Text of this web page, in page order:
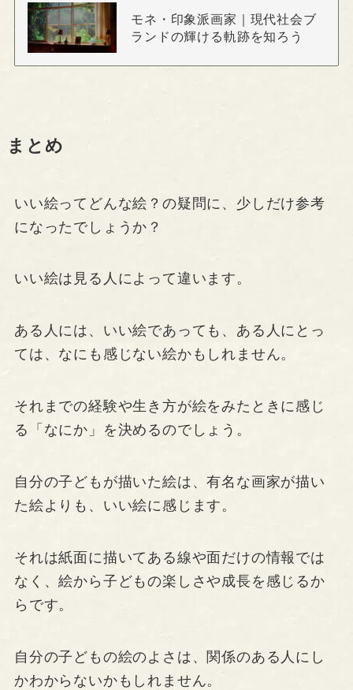
モネ・印象派画家｜現代社会ブ
ランドの輝ける軌跡を知ろう
まとめ
いい絵ってどんな絵？の疑問に、少しだけ参考
になったでしょうか？
いい絵は見る人によって違います。
ある人には、いい絵であっても、ある人にとっ
ては、なにも感じない絵かもしれません。
それまでの経験や生き方が絵をみたときに感じ
る「なにか」を決めるのでしょう。
自分の子どもが描いた絵は、有名な画家が描い
た絵よりも、いい絵に感じます。
それは紙面に描いてある線や面だけの情報では
なく、絵から子どもの楽しさや成長を感じるか
らです。
自分の子どもの絵のよさは、関係のある人にし
かわからないかもしれません。